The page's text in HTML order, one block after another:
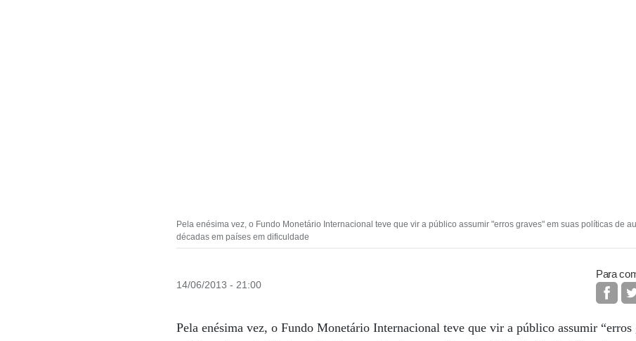
Pela enésima vez, o Fundo Monetário Inter­na­­­cional teve que vir a público assumir "erros graves" em suas políticas de
décadas em países em dificuldade
14/06/2013 - 21:00
Para
Pela enésima vez, o Fundo Monetário Internacional teve que vir a público assumir “erros